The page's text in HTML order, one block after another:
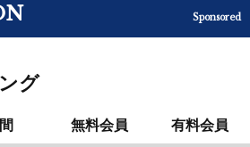
Sponsored
グ
無料会員 有料会員